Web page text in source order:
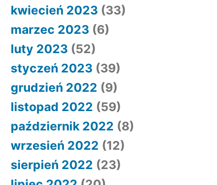
kwiecień 2023 (33)
marzec 2023 (6)
luty 2023 (52)
styczeń 2023 (39)
grudzień 2022 (9)
listopad 2022 (59)
październik 2022 (8)
wrzesień 2022 (12)
sierpień 2022 (23)